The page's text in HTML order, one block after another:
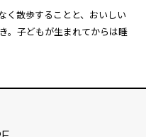
く散歩することと、おいしい
。子どもが生まれてからは睡